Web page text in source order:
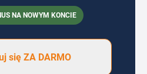
NA NOWYM KONCIE
się ZA DARMO